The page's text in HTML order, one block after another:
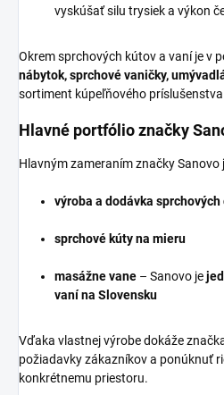
vyskúšať silu trysiek a výkon
Okrem sprchových kútov a vaní je v
nábytok, sprchové vaničky,
sortiment kúpeľňového
Hlavné portfólio značky
Hlavným zameraním značky Sanovo
výroba a dodávka
sprchové kúty na mieru
masážne vane – Sanovo je
vaní na Slovensku
Vďaka vlastnej výrobe dokáže
požiadavky zákazníkov a ponúknuť
konkrétnemu priestoru.